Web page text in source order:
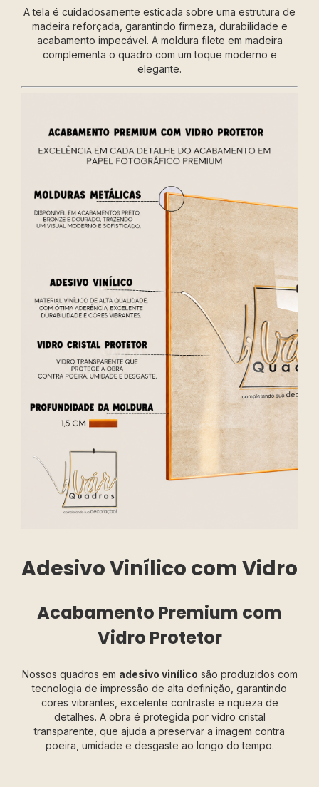
A tela é cuidadosamente esticada sobre uma estrutura de
madeira reforçada, garantindo firmeza, durabilidade e
acabamento impecável. A moldura filete em madeira
complementa o quadro com um toque moderno e
elegante.
Adesivo Vinílico com Vidro
Acabamento Premium com
Vidro Protetor
Nossos quadros em adesivo vinílico são produzidos com
tecnologia de impressão de alta definição, garantindo
cores vibrantes, excelente contraste e riqueza de
detalhes. A obra é protegida por vidro cristal
transparente, que ajuda a preservar a imagem contra
poeira, umidade e desgaste ao longo do tempo.